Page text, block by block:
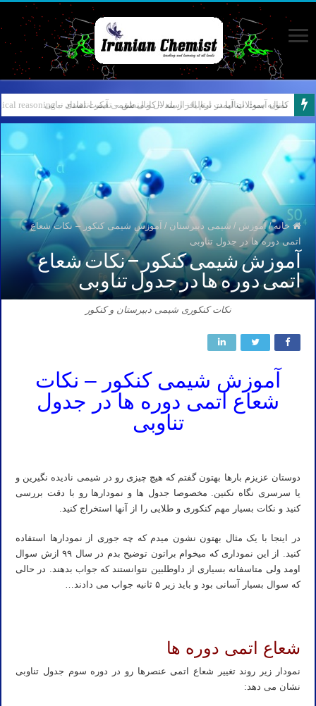
کانال آیمت ایتالیا در نرم افزار بله – کانال شیمی آیمت استاد نباتی
خانه / آموزش / شیمی دبیرستان / آموزش شیمی کنکور – نکات شعاع
اتمی دوره ها در جدول تناوبی
آموزش شیمی کنکور – نکات شعاع
اتمی دوره ها در جدول تناوبی
نکات کنکوری شیمی دبیرستان و کنکور
آموزش شیمی کنکور – نکات
شعاع اتمی دوره ها در جدول
تناوبی
دوستان عزیزم بارها بهتون گفتم که هیچ چیزی رو در شیمی نادیده نگیرین و
یا سرسری نگاه نکنین. مخصوصا جدول ها و نمودارها رو با دقت بررسی
کنید و نکات بسیار مهم کنکوری و طلایی را از آنها استخراج کنید.
در اینجا با یک مثال بهتون نشون میدم که چه جوری از نمودارها استفاده
کنید. از این نموداری که میخوام براتون توضیح بدم در سال ۹۹ ازش سوال
اومد ولی متاسفانه بسیاری از داوطلبین نتوانستند که جواب بدهند. در حالی
که سوال بسیار آسانی بود و باید زیر ۵ ثانیه جواب می دادند…
شعاع اتمی دوره ها
نمودار زیر روند تغییر شعاع اتمی عنصرها رو در دوره سوم جدول تناوبی
نشان می دهد: